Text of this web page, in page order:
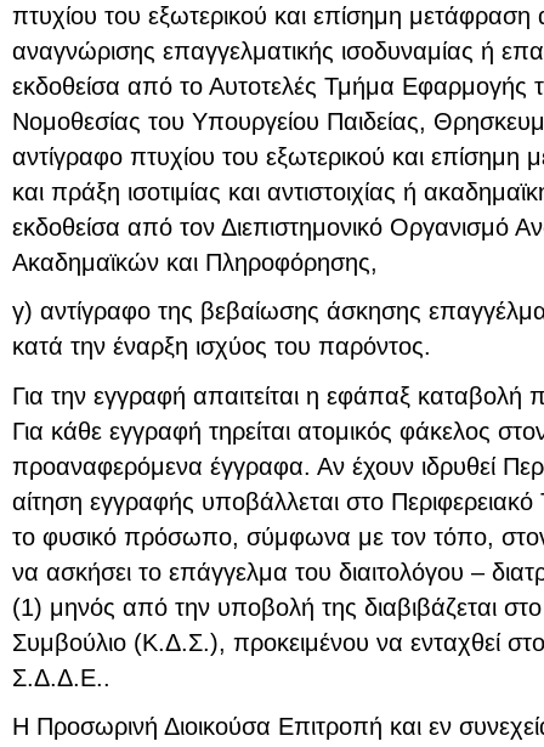
πτυχίου του εξωτερικού και επίσημη
αναγνώρισης επαγγελματικής ισοδυναμίας ή
εκδοθείσα από το Αυτοτελές Τμήμα Εφαρμογής
Νομοθεσίας του Υπουργείου Παιδείας,
αντίγραφο πτυχίου του εξωτερικού και
και πράξη ισοτιμίας και αντιστοιχίας ή
εκδοθείσα από τον Διεπιστημονικό Οργανισμό
Ακαδημαϊκών και Πληροφόρησης,
γ) αντίγραφο της βεβαίωσης άσκησης
κατά την έναρξη ισχύος του παρόντος.
Για την εγγραφή απαιτείται η εφάπαξ
Για κάθε εγγραφή τηρείται ατομικός φάκελος
προαναφερόμενα έγγραφα. Αν έχουν ιδρυθεί
αίτηση εγγραφής υποβάλλεται στο
το φυσικό πρόσωπο, σύμφωνα με τον τόπο, στον
να ασκήσει το επάγγελμα του διαιτολόγου –
(1) μηνός από την υποβολή της διαβιβάζεται στο
Συμβούλιο (Κ.Δ.Σ.), προκειμένου να ενταχθεί
Σ.Δ.Δ.Ε..
Η Προσωρινή Διοικούσα Επιτροπή και εν